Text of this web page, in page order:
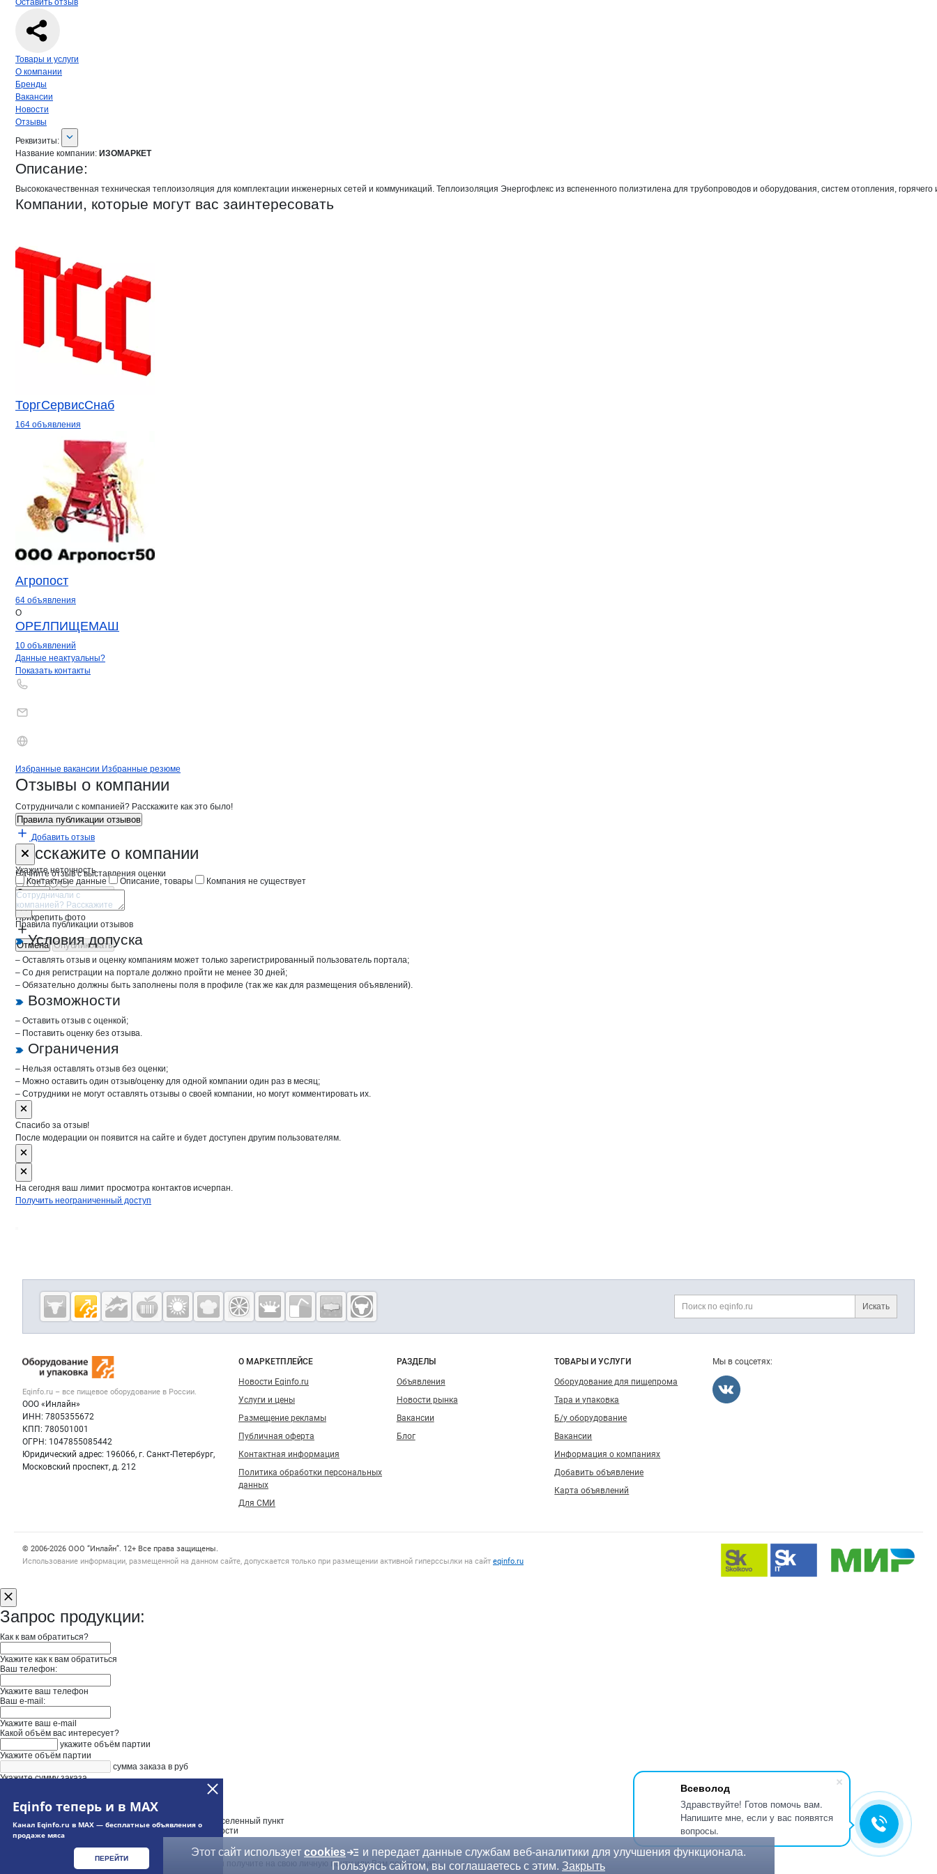
Всеволод
Здравствуйте! Готов помочь вам.
Напишите мне, если у вас появятся
вопросы.
Оставить отзыв
Навигация по странице
Товары и услуги
О компании
Бренды
Вакансии
Новости
Отзывы
О компании
Реквизиты
Реквизиты:
Название компании: ИЗОМАРКЕТ
Описание:
Высококачественная техническая теплоизоляция для комплектации инженерных сетей и коммуникаций. Теплоизоляция Энергофлекс из вспененного полиэтилена для трубопроводов и оборудования, систем отопления,
Компании, которые могут вас заинтересовать
ТоргСервисСнаб
164 объявления
Агропост
64 объявления
О
ОРЕЛПИЩЕМАШ
10 объявлений
Контактыкомпании
+7(800)000-00-..
Данные неактуальны?
Показать контакты
Брендыкомпани ИЗОМАРКЕТ
Вакансии вИЗОМАРКЕТ
Избранные вакансии Избранные резюме
Новости oИЗОМАРКЕТ,
Отзывы о компании
Сотрудничали с компанией? Расскажите как это было!
Правила публикации отзывов
Добавить отзыв
Расскажите о компании
Начните отзыв с выставления оценки
Прикрепить фото
Отмена Опубликовать
Форма обратной связи о неточностях на странице
Укажите неточность
Контактные данные
Описание, товары Компания не существует
Отмена Опубликовать
Правила публикации отзывов
Условия допуска
– Оставлять отзыв и оценку компаниям может только зарегистрированный пользователь портала;
– Со дня регистрации на портале должно пройти не менее 30 дней;
– Обязательно должны быть заполнены поля в профиле (так же как для размещения объявлений).
Возможности
– Оставить отзыв с оценкой;
– Поставить оценку без отзыва.
Ограничения
– Нельзя оставлять отзыв без оценки;
– Можно оставить один отзыв/оценку для одной компании один раз в месяц;
– Сотрудники не могут оставлять отзывы о своей компании, но могут комментировать их.
Спасибо за отзыв!
После модерации он появится на сайте и будет доступен другим пользователям.
На сегодня ваш лимит просмотра контактов исчерпан.
Получить неограниченный доступ
Eqinfo теперь и в MAX
Канал Eqinfo.ru в MAX — бесплатные объявления о
продаже мяса
ПЕРЕЙТИ
Дополнительная информация
Искать
Cсылки на полезные проекты
Eqinfo.ru —
пищевое
и упаковка
Важные разделы и контакты
Eqinfo.ru – все пищевое оборудование в России.
ООО «Инлайн»
ИНН: 7805355672
КПП: 780501001
ОГРН: 1047855085442
Юридический адрес: 196066, г. Санкт-Петербург,
Московский проспект, д. 212
Навигация по сайту
О МАРКЕТПЛЕЙСЕ
Новости Eqinfo.ru
Услуги и цены
Размещение рекламы
Публичная оферта
Контактная информация
Политика обработки персональных
данных
Для СМИ
РАЗДЕЛЫ
Объявления
Новости рынка
Вакансии
Блог
ТОВАРЫ И УСЛУГИ
Оборудование для пищепрома
Тара и упаковка
Б/у оборудование
Вакансии
Информация о компаниях
Добавить объявление
Карта объявлений
Мы в соцсетях:
Счетчики, авторское право, логотипы
© 2006‑2026 ООО “Инлайн”. 12+ Все права защищены.
Использование информации, размещенной на данном сайте, допускается только при размещении активной гиперссылки на сайт eqinfo.ru
Этот сайт использует cookies
и передает данные службам веб-аналитики для улучшения функционала.
Пользуясь сайтом, вы соглашаетесь с этим. Закрыть
Запрос продукции:
Как к вам обратиться?
Укажите как к вам обратиться
Ваш телефон:
Укажите ваш телефон
Ваш e-mail:
Укажите ваш e-mail
Какой объём вас интересует?
укажите объём партии
Укажите объём партии
сумма заказа в руб
Укажите сумму заказа
Выберите адрес из выпадающего списка и уточните населенный пункт
Укажите дополнительную информацию при необходимости
Ваш запрос будет отправлен в " ИЗОМАРКЕТ". Ответ вы получите на свою личную почту или Вам перезвонят.